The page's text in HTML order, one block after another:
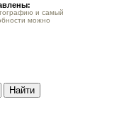
и самый
можно